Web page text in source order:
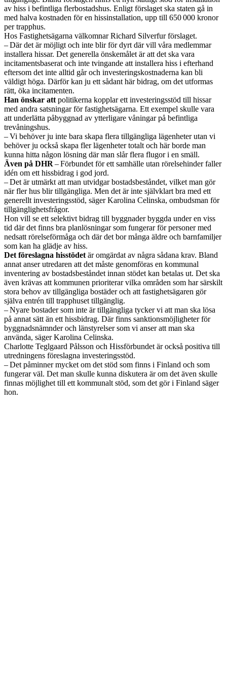
av hiss i befintliga flerbostadshus. Enligt förslaget ska staten gå in
med halva kostnaden för en hissinstallation, upp till 650 000 kronor
per trapphus.
Hos Fastighetsägarna välkomnar Richard Silverfur förslaget.
– Där det är möjligt och inte blir för dyrt där vill våra medlemmar
installera hissar. Det generella önskemålet är att det ska vara
incitamentsbaserat och inte tvingande att installera hiss i efterhand
eftersom det inte alltid går och investeringskostnaderna kan bli
väldigt höga. Därför kan ju ett sådant här bidrag, om det utformas
rätt, öka incitamenten.
Han önskar att politikerna kopplar ett investeringsstöd till hissar
med andra satsningar för fastighetsägarna. Ett exempel skulle vara
att underlätta påbyggnad av ytterligare våningar på befintliga
trevåningshus.
– Vi behöver ju inte bara skapa flera tillgängliga lägenheter utan vi
behöver ju också skapa fler lägenheter totalt och här borde man
kunna hitta någon lösning där man slår flera flugor i en smäll.
Även på DHR – Förbundet för ett samhälle utan rörelsehinder faller
idén om ett hissbidrag i god jord.
– Det är utmärkt att man utvidgar bostadsbeståndet, vilket man gör
när fler hus blir tillgängliga. Men det är inte självklart bra med ett
generellt investeringsstöd, säger Karolina Celinska, ombudsman för
tillgänglighetsfrågor.
Hon vill se ett selektivt bidrag till byggnader byggda under en viss
tid där det finns bra planlösningar som fungerar för personer med
nedsatt rörelseförmåga och där det bor många äldre och barnfamiljer
som kan ha glädje av hiss.
Det föreslagna hisstödet är omgärdat av några sådana krav. Bland
annat anser utredaren att det måste genomföras en kommunal
inventering av bostadsbeståndet innan stödet kan betalas ut. Det ska
även krävas att kommunen prioriterar vilka områden som har särskilt
stora behov av tillgängliga bostäder och att fastighetsägaren gör
själva entrén till trapphuset tillgänglig.
– Nyare bostader som inte är tillgängliga tycker vi att man ska lösa
på annat sätt än ett hissbidrag. Där finns sanktionsmöjligheter för
byggnadsnämnder och länstyrelser som vi anser att man ska
använda, säger Karolina Celinska.
Charlotte Teglgaard Pålsson och Hissförbundet är också positiva till
utredningens föreslagna investeringsstöd.
– Det påminner mycket om det stöd som finns i Finland och som
fungerar väl. Det man skulle kunna diskutera är om det även skulle
finnas möjlighet till ett kommunalt stöd, som det gör i Finland säger
hon.